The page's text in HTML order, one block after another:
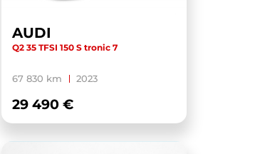
AUDI
Q2 35 TFSI 150 S tronic 7
67 830 km 2023
29 490 €